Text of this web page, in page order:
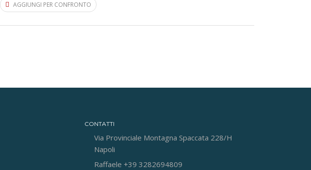
AGGIUNGI PER CONFRONTO
CONTATTI
Via Provinciale Montagna Spaccata 228/H
Napoli
Raffaele +39 3282694809